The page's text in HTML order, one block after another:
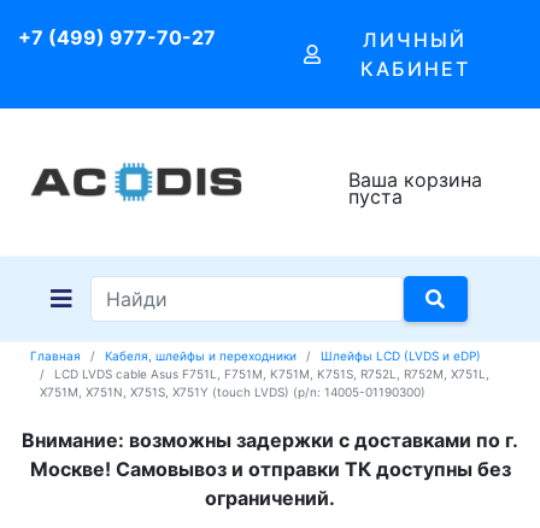
+7 (499) 977-70-27
ЛИЧНЫЙ
КАБИНЕТ
Ваша корзина
пуста
Главная Кабеля, шлейфы и переходники
Шлейфы LCD (LVDS и eDP)
LCD LVDS cable Asus F751L, F751M, K751M, K751S, R752L, R752M, X751L,
X751M, X751N, X751S, X751Y (touch LVDS) (p/n: 14005-01190300)
Внимание: возможны задержки с доставками по г.
Москве! Самовывоз и отправки ТК доступны без
ограничений.